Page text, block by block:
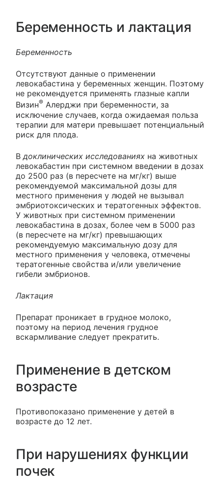
Беременность и лактация
Беременность
Отсутствуют данные о применении
левокабастина у беременных женщин. Поэтому
не рекомендуется применять глазные капли
Визин® Алерджи при беременности, за
исключение случаев, когда ожидаемая польза
терапии для матери превышает потенциальный
риск для плода.
В доклинических исследованиях на животных
левокабастин при системном введении в дозах
до 2500 раз (в пересчете на мг/кг) выше
рекомендуемой максимальной дозы для
местного применения у людей не вызывал
эмбриотоксических и тератогенных эффектов.
У животных при системном применении
левокабастина в дозах, более чем в 5000 раз
(в пересчете на мг/кг) превышающих
рекомендуемую максимальную дозу для
местного применения у человека, отмечены
тератогенные свойства и/или увеличение
гибели эмбрионов.
Лактация
Препарат проникает в грудное молоко,
поэтому на период лечения грудное
вскармливание следует прекратить.
Применение в детском
возрасте
Противопоказано применение у детей в
возрасте до 12 лет.
При нарушениях функции
почек